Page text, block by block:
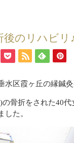
後のリハビリ
水区霞ヶ丘の縁鍼灸
骨折をされた40
した。